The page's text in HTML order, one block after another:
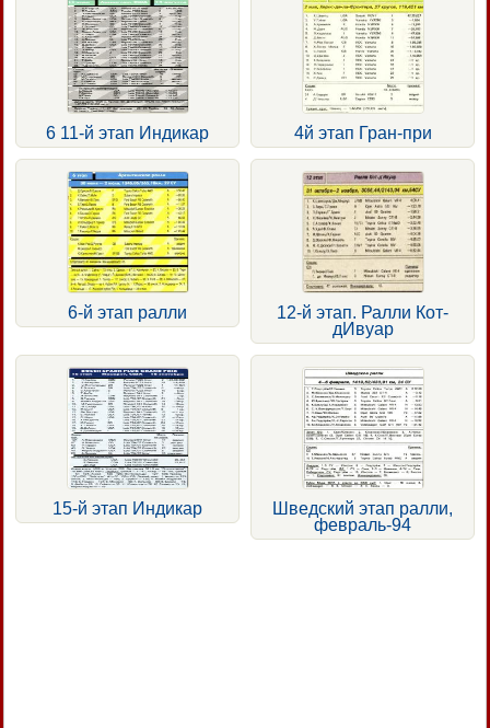
6 11-й этап Индикар 4й этап Гран-при
6-й этап ралли
12-й этап. Ралли Кот-
дИвуар
15-й этап Индикар
Шведский этап ралли,
февраль-94